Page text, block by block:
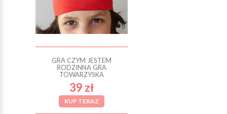
GRA CZYM JESTEM
RODZINNA GRA
TOWARZYSKA
39 zł
KUP TERAZ